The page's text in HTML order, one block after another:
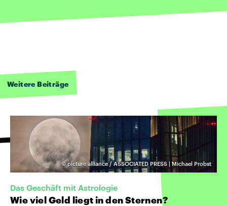
Weitere Beiträge
©picture alliance / ASSOCIATED PRESS | Michael Probst
Das Geschäft mit Astrologie
Wie viel Geld liegt in den Sternen?